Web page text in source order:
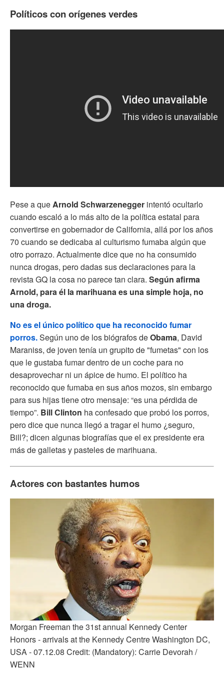
Políticos con orígenes verdes
Pese a queArnold Schwarzenegger intentó ocultarlo
cuando escaló a lo más alto de la política estatal para
convertirse en gobernador de California, allá por los años
70 cuando se dedicaba al culturismo fumaba algún que
otro porrazo. Actualmente dice que no ha consumido
nunca drogas, pero dadas sus declaraciones para la
revista GQ la cosa no parece tan clara. Según afirma
Arnold, para él la marihuana es una simple hoja, no
una droga.
No es el único político que ha reconocido fumar
porros.Según uno de los biógrafos deObama, David
Maraniss, de joven tenía un grupito de "fumetas" con los
que le gustaba fumar dentro de un coche para no
desaprovechar ni un ápice de humo. El político ha
reconocido que fumaba en sus años mozos, sin embargo
para sus hijas tiene otro mensaje: “es una pérdida de
tiempo”. Bill Clinton ha confesado que probó los porros,
pero dice que nunca llegó a tragar el humo ¿seguro,
Bill?; dicen algunas biografías que el ex presidente era
más de galletas y pasteles de marihuana.
Actores con bastantes humos
Morgan Freeman the 31st annual Kennedy Center
Honors - arrivals at the Kennedy Centre Washington DC,
USA - 07.12.08 Credit: (Mandatory): Carrie Devorah /
WENN